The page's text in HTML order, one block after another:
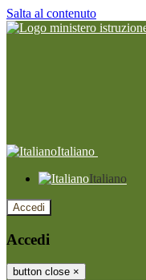
Salta al contenuto
Italiano
Italiano
Accedi
Accedi
button close ×